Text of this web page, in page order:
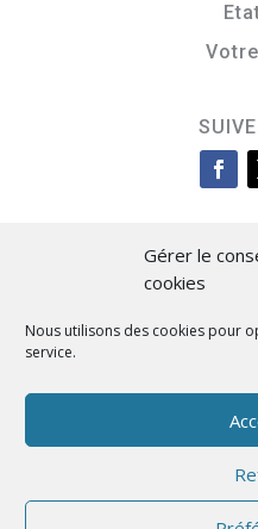
Gérer le
cookies
Nous utilisons des cookies pour
service.
Cità
Designed by